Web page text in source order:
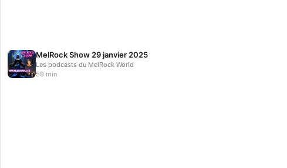
MelRock Show 29 janvier 2025
Les podcasts du MelRock World
59 min